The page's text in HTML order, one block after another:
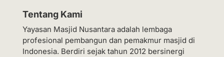
Tentang Kami
Yayasan Masjid Nusantara adalah lembaga
profesional pembangun dan pemakmur masjid di
Indonesia. Berdiri sejak tahun 2012 bersinergi